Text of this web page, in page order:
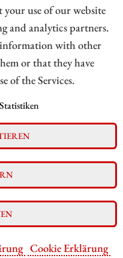
use of our website
and analytics partners.
with other
or that they have
of the Services.
Statistiken
Cookie Erklärung